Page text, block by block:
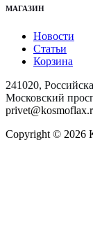
МАГАЗИН
Новости
Статьи
Корзина
241020,
Московский
Copyright © 2026